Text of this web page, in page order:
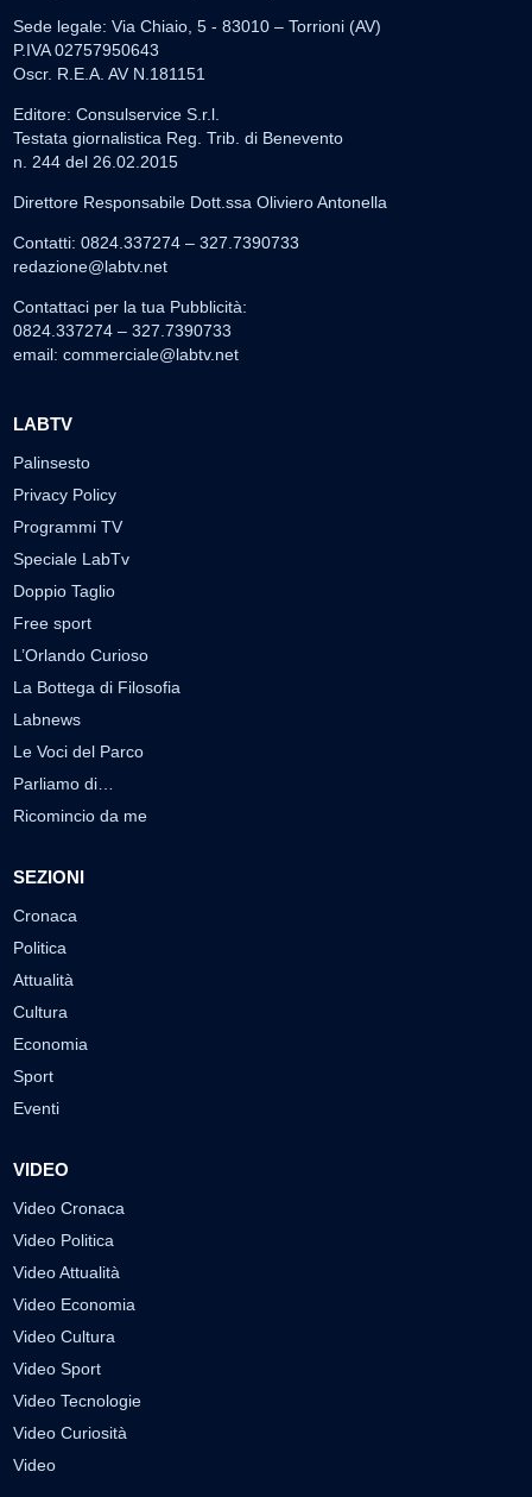
Sede legale: Via Chiaio, 5 - 83010 – Torrioni (AV)
P.IVA 02757950643
Oscr. R.E.A. AV N.181151
Editore: Consulservice S.r.l.
Testata giornalistica Reg. Trib. di Benevento
n. 244 del 26.02.2015
Direttore Responsabile Dott.ssa Oliviero Antonella
Contatti: 0824.337274 – 327.7390733
redazione@labtv.net
Contattaci per la tua Pubblicità:
0824.337274 – 327.7390733
email: commerciale@labtv.net
LABTV
Palinsesto
Privacy Policy
Programmi TV
Speciale LabTv
Doppio Taglio
Free sport
L’Orlando Curioso
La Bottega di Filosofia
Labnews
Le Voci del Parco
Parliamo di…
Ricomincio da me
SEZIONI
Cronaca
Politica
Attualità
Cultura
Economia
Sport
Eventi
VIDEO
Video Cronaca
Video Politica
Video Attualità
Video Economia
Video Cultura
Video Sport
Video Tecnologie
Video Curiosità
Video